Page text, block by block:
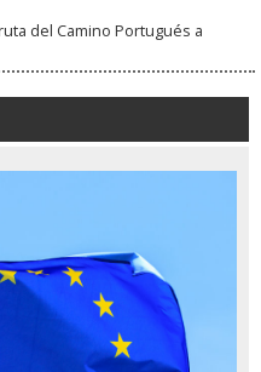
del Camino Portugués a